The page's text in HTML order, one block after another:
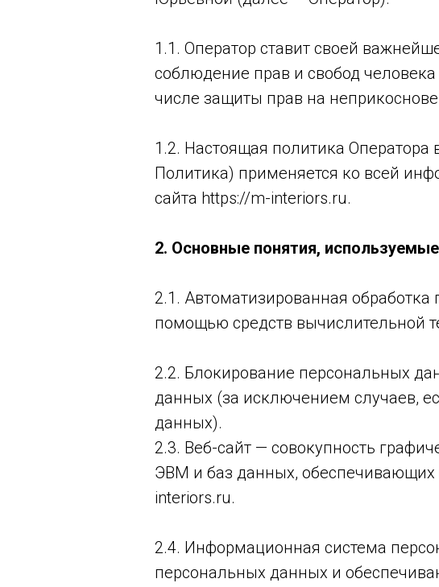
1.1. Оператор ставит своей
соблюдение прав и свобод
числе защиты прав на
1.2. Настоящая политика
Политика) применяется ко всей
сайта https://m-interiors.ru.
2. Основные понятия,
2.1. Автоматизированная
помощью средств вычислительной
2.2. Блокирование персональных
данных (за исключением случаев,
данных).
2.3. Веб-сайт — совокупность
ЭВМ и баз данных, обеспечивающих
interiors.ru.
2.4. Информационная система
персональных данных и